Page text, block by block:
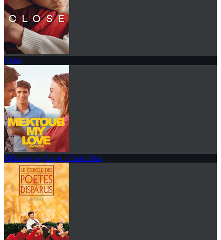
Close
Mektoub my Love : Canto Due